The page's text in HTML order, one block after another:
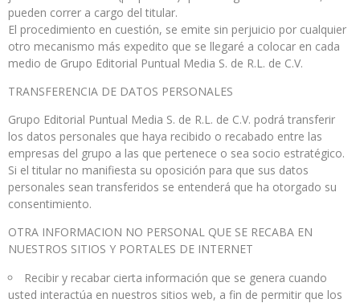
pueden correr a cargo del titular.
El procedimiento en cuestión, se emite sin perjuicio por cualquier
otro mecanismo más expedito que se llegaré a colocar en cada
medio de Grupo Editorial Puntual Media S. de R.L. de C.V.
TRANSFERENCIA DE DATOS PERSONALES
Grupo Editorial Puntual Media S. de R.L. de C.V. podrá transferir
los datos personales que haya recibido o recabado entre las
empresas del grupo a las que pertenece o sea socio estratégico.
Si el titular no manifiesta su oposición para que sus datos
personales sean transferidos se entenderá que ha otorgado su
consentimiento.
OTRA INFORMACION NO PERSONAL QUE SE RECABA EN
NUESTROS SITIOS Y PORTALES DE INTERNET
Recibir y recabar cierta información que se genera cuando
usted interactúa en nuestros sitios web, a fin de permitir que los